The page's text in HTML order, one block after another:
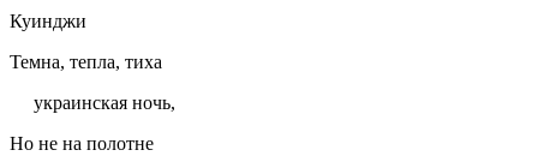
Куинджи
Темна, тепла, тиха
украинская ночь,
Но не на полотне